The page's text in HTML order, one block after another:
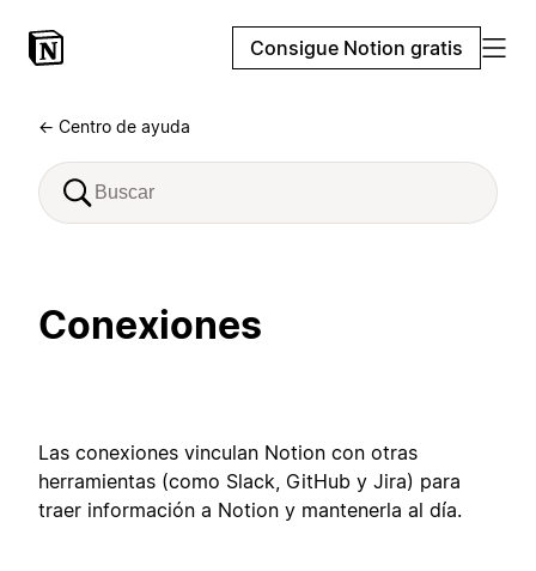
Consigue Notion gratis
← Centro de ayuda
Conexiones
Las conexiones vinculan Notion con otras
herramientas (como Slack, GitHub y Jira) para
traer información a Notion y mantenerla al día.